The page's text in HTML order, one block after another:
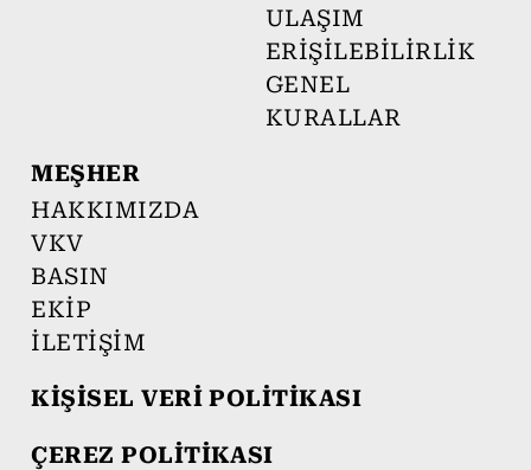
ULAŞIM
ERİŞİLEBİLİRLİK
GENEL
KURALLAR
MEŞHER
HAKKIMIZDA
VKV
BASIN
EKİP
İLETİŞİM
KİŞİSEL VERİ POLİTİKASI
ÇEREZ POLİTİKASI